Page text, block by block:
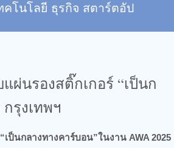
คโนโลยี ธุรกิจ สตาร์ตอัป
ผ่นรองสติ๊กเกอร์ “เป็นก
รุงเทพฯ
ป็นกลางทางคาร์บอน”ในงาน AWA 2025